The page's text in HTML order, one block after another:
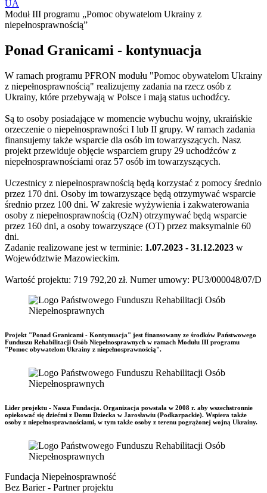
UA
Moduł III programu „Pomoc obywatelom Ukrainy z
niepełnosprawnością”
Ponad Granicami - kontynuacja
W ramach programu PFRON modułu "Pomoc obywatelom Ukrainy
z niepełnosprawnością" realizujemy zadania na rzecz osób z
Ukrainy, które przebywają w Polsce i mają status uchodźcy.
Są to osoby posiadające w momencie wybuchu wojny, ukraińskie
orzeczenie o niepełnosprawności I lub II grupy. W ramach zadania
finansujemy także wsparcie dla osób im towarzyszących. Nasz
projekt przewiduje objęcie wsparciem grupy 29 uchodźców z
niepełnosprawnościami oraz 57 osób im towarzyszących.
Uczestnicy z niepełnosprawnością będą korzystać z pomocy średnio
przez 170 dni. Osoby im towarzyszące będą otrzymywać wsparcie
średnio przez 100 dni. W zakresie wyżywienia i zakwaterowania
osoby z niepełnosprawnością (OzN) otrzymywać będą wsparcie
przez 160 dni, a osoby towarzyszące (OT) przez maksymalnie 60
dni.
Zadanie realizowane jest w terminie: 1.07.2023 - 31.12.2023 w
Województwie Mazowieckim.
Wartość projektu: 719 792,20 zł. Numer umowy: PU3/000048/07/D
Projekt "Ponad Granicami - Kontynuacja" jest finansowany ze środków Państwowego
Funduszu Rehabilitacji Osób Niepełnosprawnych w ramach Modułu III programu
"Pomoc obywatelom Ukrainy z niepełnosprawnością".
Lider projektu - Nasza Fundacja. Organizacja powstała w 2008 r. aby wszechstronnie
opiekować się dziećmi z Domu Dziecka w Jarosławiu (Podkarpackie). Wspiera także
osoby z niepełnosprawnościami, w tym także osoby z terenu pogrążonej wojną Ukrainy.
Fundacja Niepełnosprawność
Bez Barier - Partner projektu